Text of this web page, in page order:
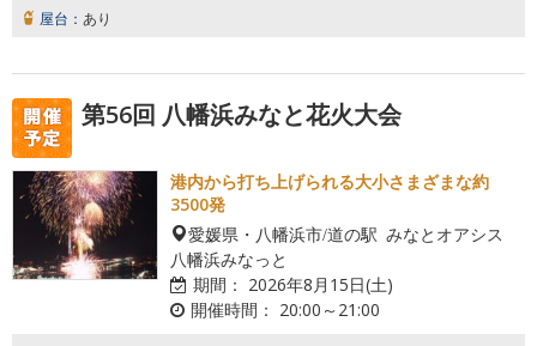
屋台： あり
第56回 八幡浜みなと花火大会
港内から打ち上げられる大小さまざまな約
3500発
愛媛県・八幡浜市/道の駅 みなとオアシス
八幡浜みなっと
期間： 2026年8月15日(土)
開催時間： 20:00～21:00